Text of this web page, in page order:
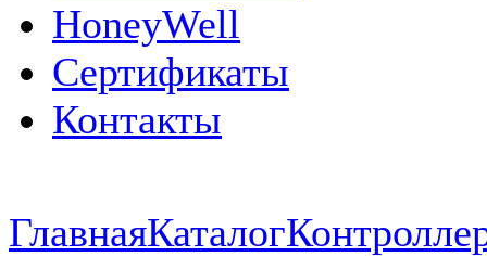
HoneyWell
Сертификаты
Контакты
ГлавнаяКаталог